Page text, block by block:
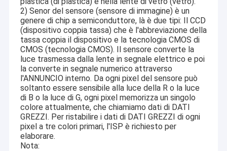
2) Senor del sensore (sensore di immagine) è un
genere di chip a semiconduttore, là è due tipi: Il CCD
(dispositivo coppia tassa) che è l'abbreviazione della
tassa coppia il dispositivo e la tecnologia CMOS di
CMOS (tecnologia CMOS). Il sensore converte la
luce trasmessa dalla lente in segnale elettrico e poi
la converte in segnale numerico attraverso
l'ANNUNCIO interno. Da ogni pixel del sensore può
soltanto essere sensibile alla luce della R o la luce
di B o la luce di G, ogni pixel memorizza un singolo
colore attualmente, che chiamiamo dati di DATI
GREZZI. Per ristabilire i dati di DATI GREZZI di ogni
pixel a tre colori primari, l'ISP è richiesto per
elaborare.
Nota: